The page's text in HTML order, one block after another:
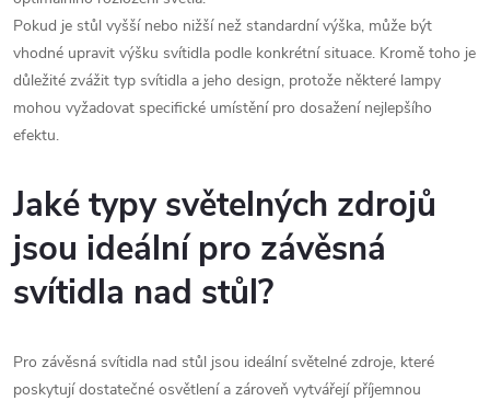
Pokud je stůl vyšší nebo nižší než standardní výška, může být
vhodné upravit výšku svítidla podle konkrétní situace. Kromě toho je
důležité zvážit typ svítidla a jeho design, protože některé lampy
mohou vyžadovat specifické umístění pro dosažení nejlepšího
efektu.
Jaké typy světelných zdrojů
jsou ideální pro závěsná
svítidla nad stůl?
Pro závěsná svítidla nad stůl jsou ideální světelné zdroje, které
poskytují dostatečné osvětlení a zároveň vytvářejí příjemnou